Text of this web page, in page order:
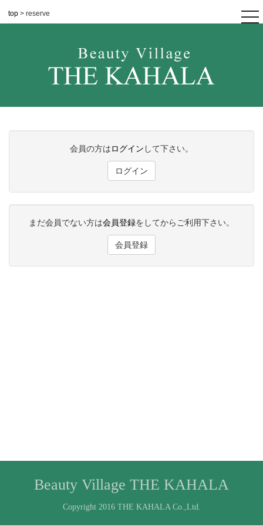
top > reserve
会員の方はログイン して下さい。
ログイン
まだ会員でない方は会員登録をしてからご利用下さい。
会員登録
Beauty Village THE KAHALA
Copyright 2016 THE KAHALA Co.,Ltd.